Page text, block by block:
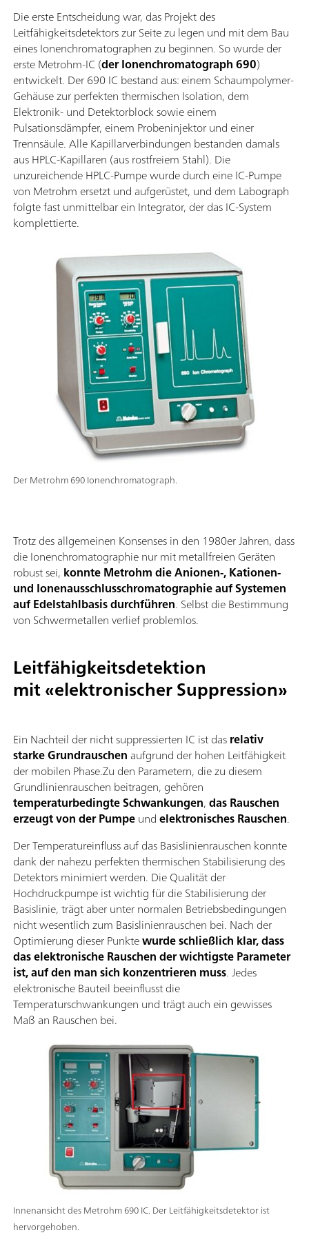
Der Metrohm 690 Ionenchromatograph.
Die erste Entscheidung war, das Projekt des
Leitfähigkeitsdetektors zur Seite zu legen und mit dem Bau
eines Ionenchromatographen zu beginnen. So wurde der
erste Metrohm-IC (der Ionenchromatograph 690)
entwickelt. Der 690 IC bestand aus: einem Schaumpolymer-
Gehäuse zur perfekten thermischen Isolation, dem
Elektronik- und Detektorblock sowie einem
Pulsationsdämpfer, einem Probeninjektor und einer
Trennsäule. Alle Kapillarverbindungen bestanden damals
aus HPLC-Kapillaren (aus rostfreiem Stahl). Die
unzureichende HPLC-Pumpe wurde durch eine IC-Pumpe
von Metrohm ersetzt und aufgerüstet, und dem Labograph
folgte fast unmittelbar ein Integrator, der das IC-System
komplettierte.
Trotz des allgemeinen Konsenses in den 1980er Jahren, dass
die Ionenchromatographie nur mit metallfreien Geräten
robust sei, konnte Metrohm die Anionen-, Kationen-
und Ionenausschlusschromatographie auf Systemen
auf Edelstahlbasis durchführen. Selbst die Bestimmung
von Schwermetallen verlief problemlos.
Leitfähigkeitsdetektion
mit «elektronischer Suppression»
Innenansicht des Metrohm 690 IC. Der Leitfähigkeitsdetektor ist
hervorgehoben.
Ein Nachteil der nicht suppressierten IC ist dasrelativ
starke Grundrauschen aufgrund der hohen Leitfähigkeit
der mobilen Phase.Zu den Parametern, die zu diesem
Grundlinienrauschen beitragen, gehören
temperaturbedingte Schwankungen,das Rauschen
erzeugt von der Pumpeundelektronisches Rauschen.
Der Temperatureinfluss auf das Basislinienrauschen konnte
dank der nahezu perfekten thermischen Stabilisierung des
Detektors minimiert werden. Die Qualität der
Hochdruckpumpe ist wichtig für die Stabilisierung der
Basislinie, trägt aber unter normalen Betriebsbedingungen
nicht wesentlich zum Basislinienrauschen bei. Nach der
Optimierung dieser Punktewurde schließlich klar, dass
das elektronische Rauschen der wichtigste Parameter
ist, auf den man sich konzentrieren muss. Jedes
elektronische Bauteil beeinflusst die
Temperaturschwankungen und trägt auch ein gewisses
Maß an Rauschen bei.